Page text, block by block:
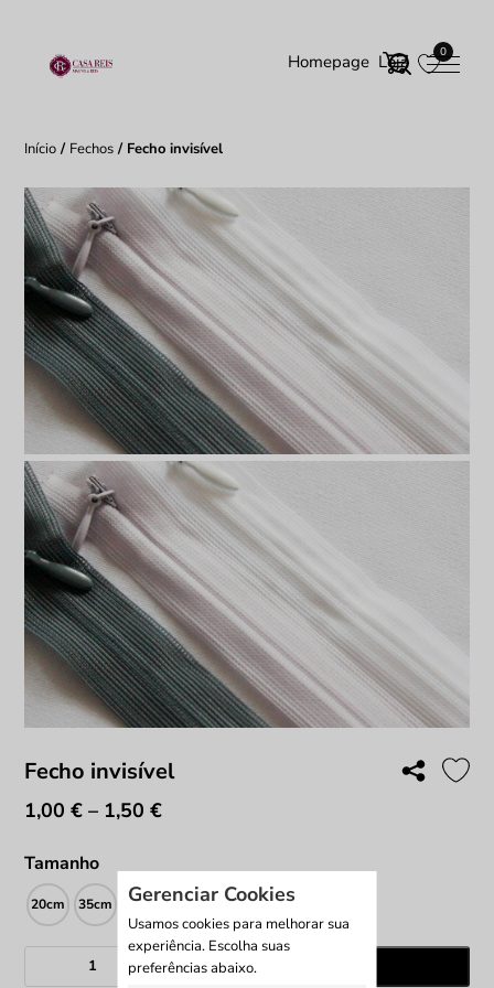
Homepage Loja 0
Início / Fechos / Fecho invisível
Fecho invisível
1,00€ – 1,50€
through
1,50 €
Tamanho
20cm 35cm 60cm
Quantidade
de
Gerenciar Cookies
Usamos cookies para melhorar sua
experiência. Escolha suas
preferências abaixo.